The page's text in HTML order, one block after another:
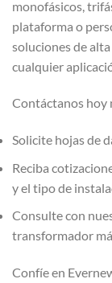
monofásicos,
plataforma o
soluciones de
cualquier
Contáctanos hoy
Solicite hojas de
Reciba
y el tipo de
Consulte con
transformador
Confíe en